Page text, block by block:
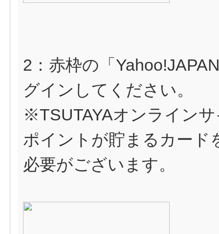
2：赤枠の「
グインしてください。
※TSUTAYAオンライン
ポイントが貯まるカード
必要がございます。